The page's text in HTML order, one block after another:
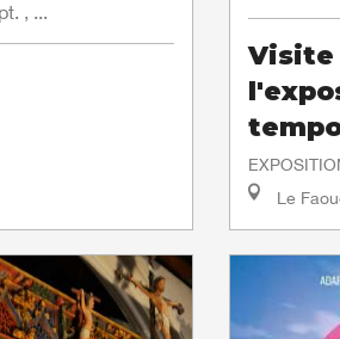
, ...
Visite
Le